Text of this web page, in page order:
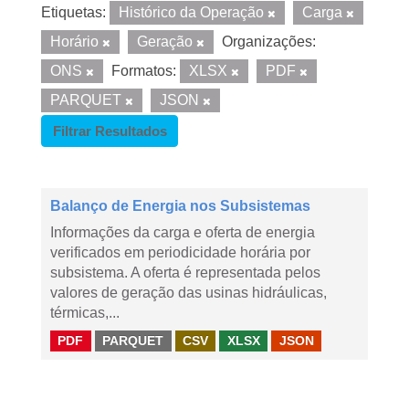
Etiquetas: Histórico da Operação
Carga
Horário
Geração
Organizações:
ONS
Formatos: XLSX
PDF
PARQUET
JSON
Filtrar Resultados
Balanço de Energia nos Subsistemas
Informações da carga e oferta de energia
verificados em periodicidade horária por
subsistema. A oferta é representada pelos
valores de geração das usinas hidráulicas,
térmicas,...
PDF PARQUET CSV XLSX JSON